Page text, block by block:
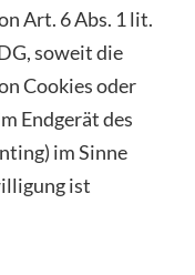
Art. 6 Abs. 1 lit.
soweit die
Cookies oder
Endgerät des
im Sinne
ist